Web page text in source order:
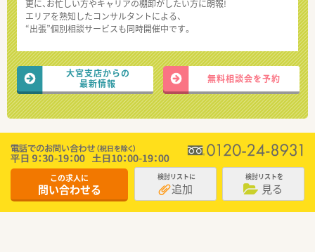
更に、お忙しい方やキャリアの棚卸がしたい方に朗報!
エリアを熟知したコンサルタントによる、
“出張”個別相談サービスも同時開催中です。
大宮支店からの
最新情報
無料相談会を予約
この求人に
問い合わせる
検討リストに
追加
検討リストを
見る